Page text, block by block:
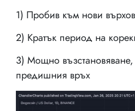
1) Пробив към нови
2) Кратък период на
3) Мощно
предишния връх